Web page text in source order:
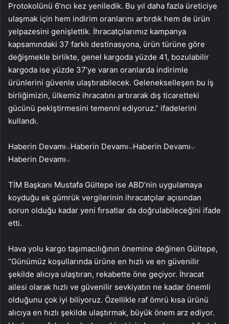
Protokolünü 6’ncı kez yeniledik. Bu yıl daha fazla üreticiye
ulaşmak için hem indirim oranlarını artırdık hem de ürün
yelpazesini genişlettik. İhracatçılarımız kampanya
kapsamındaki 37 farklı destinasyona, ürün türüne göre
değişmekle birlikte, genel kargoda yüzde 41, bozulabilir
kargoda ise yüzde 37’ye varan oranlarda indirimle
ürünlerini güvenle ulaştırabilecek. Gelenekselleşen bu iş
birliğimizin, ülkemiz ihracatını artırarak dış ticaretteki
gücünü pekiştirmesini temenni ediyoruz.” ifadelerini
kullandı.
Haberin Devamı Haberin Devamı Haberin Devamı
Haberin Devamı
TİM Başkanı Mustafa Gültepe ise ABD’nin uygulamaya
koyduğu ek gümrük vergilerinin ihracatçılar açısından
sorun olduğu kadar yeni fırsatlar da doğrulabileceğini ifade
etti.
Hava yolu kargo taşımacılığının önemine değinen Gültepe,
“Günümüz koşullarında ürüne en hızlı ve en güvenilir
şekilde alıcıya ulaştıran, rekabette öne geçiyor. İhracat
ailesi olarak hızlı ve güvenilir sevkiyatın ne kadar önemli
olduğunu çok iyi biliyoruz. Özellikle raf ömrü kısa ürünü
alıcıya en hızlı şekilde ulaştırmak, büyük önem arz ediyor.